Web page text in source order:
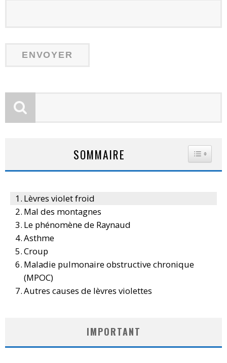
SOMMAIRE
Lèvres violet froid
Mal des montagnes
Le phénomène de Raynaud
Asthme
Croup
Maladie pulmonaire obstructive chronique
(MPOC)
Autres causes de lèvres violettes
IMPORTANT